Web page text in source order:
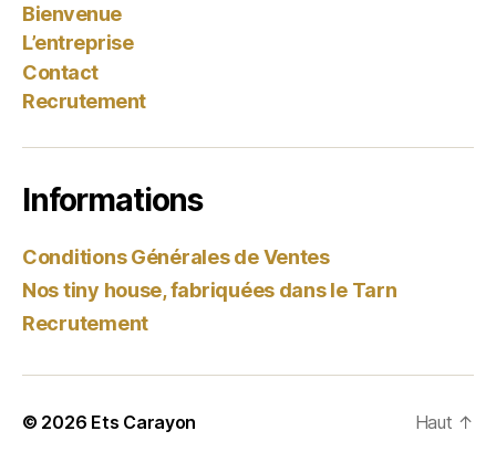
Bienvenue
L’entreprise
Contact
Recrutement
Informations
Conditions Générales de Ventes
Nos tiny house, fabriquées dans le Tarn
Recrutement
© 2026 Ets Carayon Haut ↑